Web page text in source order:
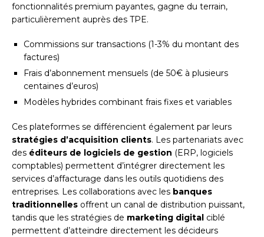
fonctionnalités premium payantes, gagne du terrain,
particulièrement auprès des TPE.
Commissions sur transactions (1-3% du montant des
factures)
Frais d’abonnement mensuels (de 50€ à plusieurs
centaines d’euros)
Modèles hybrides combinant frais fixes et variables
Ces plateformes se différencient également par leurs
stratégies d’acquisition clients. Les partenariats avec
des éditeurs de logiciels de gestion (ERP, logiciels
comptables) permettent d’intégrer directement les
services d’affacturage dans les outils quotidiens des
entreprises. Les collaborations avec les banques
traditionnelles offrent un canal de distribution puissant,
tandis que les stratégies de marketing digital ciblé
permettent d’atteindre directement les décideurs